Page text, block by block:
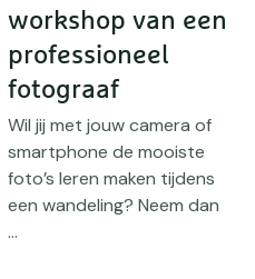
workshop van een
professioneel
fotograaf
Wil jij met jouw camera of
smartphone de mooiste
foto’s leren maken tijdens
een wandeling? Neem dan
...